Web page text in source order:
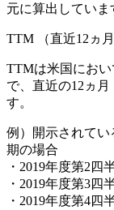
元に算出していま
TTM （直近12ヵ月
TTMは米国にお
で、直近の12ヵ
す。
例）開示されてい
期の場合
・2019年度第2四
・2019年度第3四
・2019年度第4四